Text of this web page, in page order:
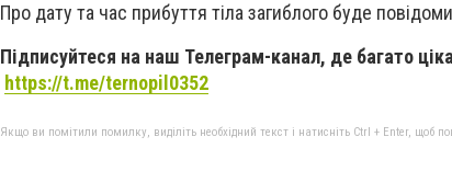
Про дату та час прибуття тіла загиблого буде
Підписуйтеся на наш Телеграм-канал, де багато
https://t.me/ternopil0352
Якщо ви помітили помилку, виділіть необхідний текст і натисніть Ctrl + Enter, щоб